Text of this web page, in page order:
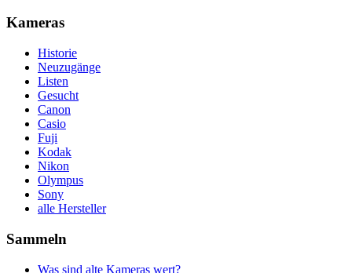
Kameras
Historie
Neuzugänge
Listen
Gesucht
Canon
Casio
Fuji
Kodak
Nikon
Olympus
Sony
alle Hersteller
Sammeln
Was sind alte Kameras wert?